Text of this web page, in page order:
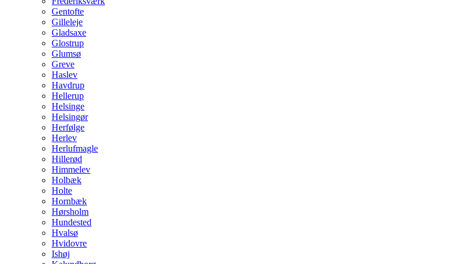
Gentofte
Gilleleje
Gladsaxe
Glostrup
Glumsø
Greve
Haslev
Havdrup
Hellerup
Helsinge
Helsingør
Herfølge
Herlev
Herlufmagle
Hillerød
Himmelev
Holbæk
Holte
Hornbæk
Hørsholm
Hundested
Hvalsø
Hvidovre
Ishøj